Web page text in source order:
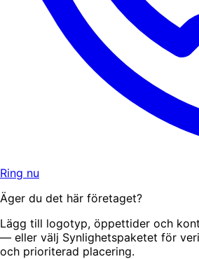
Ring nu
Äger du det här företaget?
Lägg till logotyp, öppettider och
— eller välj Synlighetspaketet för
och prioriterad placering.